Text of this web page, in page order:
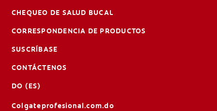
CHEQUEO DE SALUD BUCAL
CORRESPONDENCIA DE PRODUCTOS
SUSCRÍBASE
CONTÁCTENOS
DO (ES)
Colgateprofesional.com.do